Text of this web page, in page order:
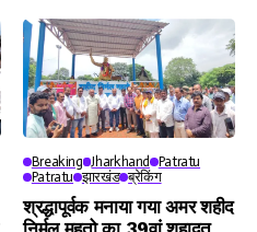
Breaking Jharkhand
Patratu
Patratu झारखंड ब्रेकिंग
श्रद्धापूर्वक मनाया गया अमर शहीद